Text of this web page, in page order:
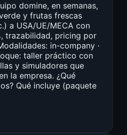
domine, en semanas,
y frutas frescas
a USA/UE/MECA con
trazabilidad, pricing por
in-company ·
taller práctico con
y simuladores que
la empresa. ¿Qué
Qué incluye (paquete